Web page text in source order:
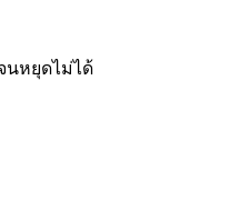
นหยุดไม่ได้